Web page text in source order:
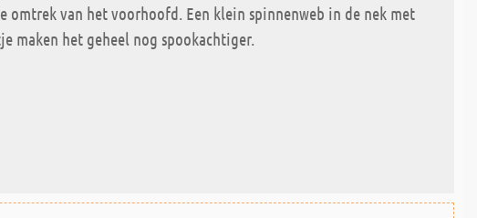
van het voorhoofd. Een klein spinnenweb in de nek met
maken het geheel nog spookachtiger.